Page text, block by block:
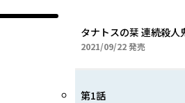
2021/09/222021年09月22日
発売
第1話